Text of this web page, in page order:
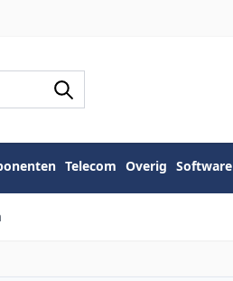
Telecom Overig Software